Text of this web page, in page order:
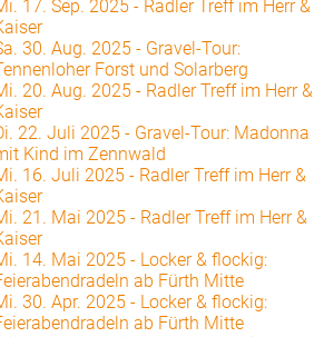
17. Sep. 2025 - Radler Treff im Herr &
30. Aug. 2025 - Gravel-Tour:
Forst und Solarberg
20. Aug. 2025 - Radler Treff im Herr &
22. Juli 2025 - Gravel-Tour: Madonna
Kind im Zennwald
16. Juli 2025 - Radler Treff im Herr &
21. Mai 2025 - Radler Treff im Herr &
14. Mai 2025 - Locker & flockig:
ab Fürth Mitte
30. Apr. 2025 - Locker & flockig:
ab Fürth Mitte